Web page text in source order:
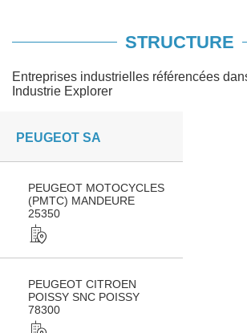
STRUCTURE
Entreprises industrielles référencées
Industrie Explorer
PEUGEOT SA
PEUGEOT MOTOCYCLES
(PMTC) MANDEURE
25350
PEUGEOT CITROEN
POISSY SNC POISSY
78300